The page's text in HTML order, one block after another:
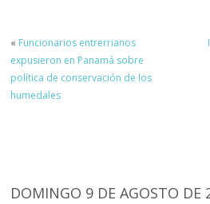
« Funcionarios entrerrianos
expusieron en Panamá sobre
política de conservación de los
humedales
DOMINGO 9 DE AGOSTO DE